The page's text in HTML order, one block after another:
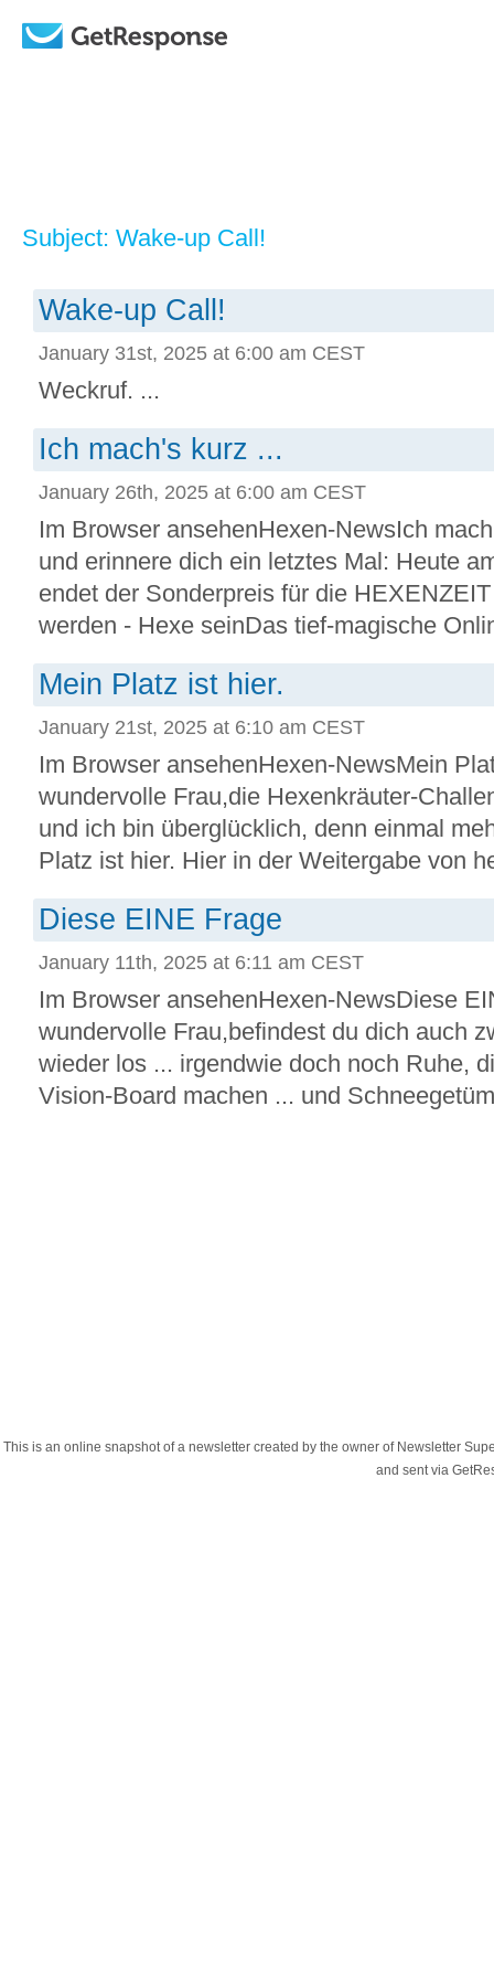
Subject: Wake-up Call!
Wake-up Call!
January 31st, 2025 at 6:00 am CEST
Weckruf. ...
Ich mach's kurz ...
January 26th, 2025 at 6:00 am CEST
Im Browser ansehenHexen-NewsIch
und erinnere dich ein letztes Mal: Heute
endet der Sonderpreis für die
werden - Hexe seinDas tief-magische
Mein Platz ist hier.
January 21st, 2025 at 6:10 am CEST
Im Browser ansehenHexen-NewsMein
wundervolle Frau,die Hexenkräuter-
und ich bin überglücklich, denn einmal
Platz ist hier. Hier in der Weitergabe von
Diese EINE Frage
January 11th, 2025 at 6:11 am CEST
Im Browser ansehenHexen-NewsDiese
wundervolle Frau,befindest du dich auch
wieder los ... irgendwie doch noch Ruhe,
Vision-Board machen ... und
This is an online snapshot of a newsletter created by the owner of Newsletter
and sent via